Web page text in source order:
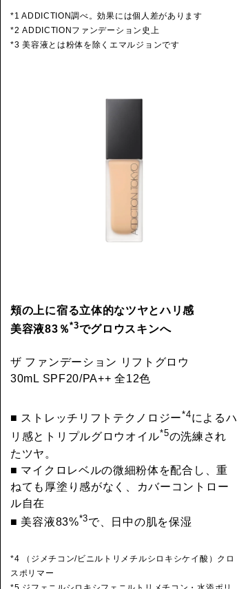
*1 ADDICTION調べ。効果には個人差があります
*2 ADDICTIONファンデーション史上
*3 美容液とは粉体を除くエマルジョンです
頬の上に宿る立体的なツヤとハリ感
美容液83％*3でグロウスキンへ
ザ ファンデーション リフトグロウ
30mL SPF20/PA++ 全12色
■ ストレッチリフトテクノロジー*4によるハ
リ感とトリプルグロウオイル*5の洗練され
たツヤ。
■ マイクロレベルの微細粉体を配合し、重
ねても厚塗り感がなく、カバーコントロー
ル自在
■ 美容液83%*3で、日中の肌を保湿
*4 （ジメチコン/ビニルトリメチルシロキシケイ酸）クロ
スポリマー